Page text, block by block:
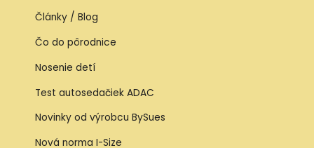
Články / Blog
Čo do pôrodnice
Nosenie detí
Test autosedačiek ADAC
Novinky od výrobcu BySues
Nová norma I-Size